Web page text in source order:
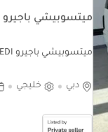
ميتسوبيشي باجيرو GLS H/L SIGNATURE EDI
ميتسوبيشي باجيرو GLS H/L SIGNATURE EDI
دبي خليجي